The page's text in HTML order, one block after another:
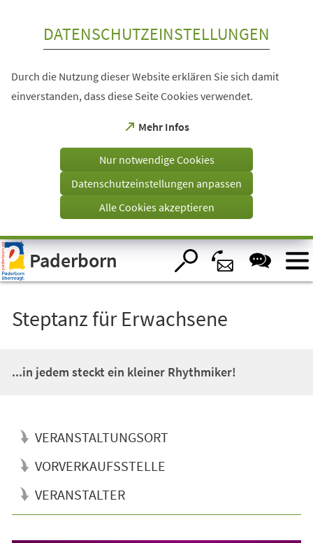
Visuelle
Assistenzsoftware
öffnen.
DATENSCHUTZEINSTELLUNGEN
Durch die Nutzung dieser Website erklären Sie sich damit
einverstanden, dass diese Seite Cookies verwendet.
Mehr Infos
(Öffnet
einem
Tab)
Nur notwendige Cookies
Datenschutzeinstellungen anpassen
Alle Cookies akzeptieren
Paderborn
Steptanz für Erwachsene
...in jedem steckt ein kleiner Rhythmiker!
VERANSTALTUNGSORT
VORVERKAUFSSTELLE
VERANSTALTER